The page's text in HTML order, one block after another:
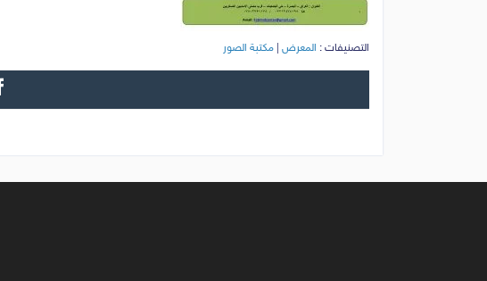
التصنيفات : المعرض مكتبة الصور